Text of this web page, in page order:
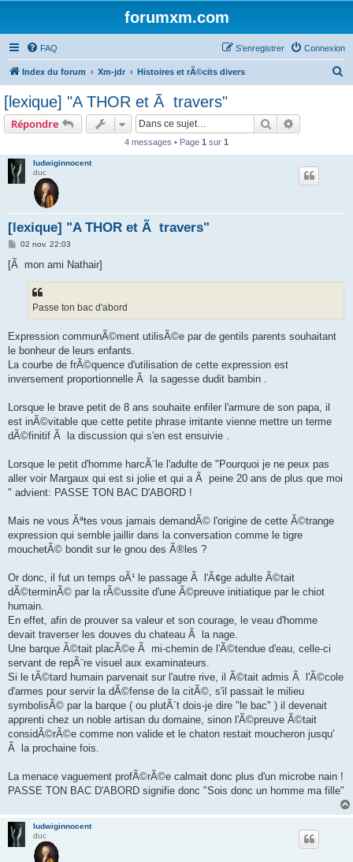
forumxm.com
FAQ Connexion
S’enregistrer
Index du forum Xm-jdr Histoires et rÃ©cits divers
[lexique] "A THOR et Ã travers"
Répondre Rechercher
4 messages • Page 1 sur 1
ludwiginnocent
duc
[lexique] "A THOR et Ã travers"
M02 nov. 22:03
[Ã mon ami Nathair]
Passe ton bac d'abord
Expression communÃ©ment utilisÃ©e par de gentils parents souhaitant
le bonheur de leurs enfants.
La courbe de frÃ©quence d'utilisation de cette expression est
inversement proportionnelle Ã la sagesse dudit bambin .
Lorsque le brave petit de 8 ans souhaite enfiler l'armure de son papa, il
est inÃ©vitable que cette petite phrase irritante vienne mettre un terme
dÃ©finitif Ã la discussion qui s'en est ensuivie .
Lorsque le petit d'homme harcÃ¨le l'adulte de "Pourquoi je ne peux pas
aller voir Margaux qui est si jolie et qui a Ã peine 20 ans de plus que moi
" advient: PASSE TON BAC D'ABORD !
Mais ne vous Ãªtes vous jamais demandÃ© l'origine de cette Ã©trange
expression qui semble jaillir dans la conversation comme le tigre
mouchetÃ© bondit sur le gnou des Ã®les ?
Or donc, il fut un temps oÃ¹ le passage Ã l'Ã¢ge adulte Ã©tait
dÃ©terminÃ© par la rÃ©ussite d'une Ã©preuve initiatique par le chiot
humain.
En effet, afin de prouver sa valeur et son courage, le veau d'homme
devait traverser les douves du chateau Ã la nage.
Une barque Ã©tait placÃ©e Ã mi-chemin de l'Ã©tendue d'eau, celle-ci
servant de repÃ¨re visuel aux examinateurs.
Si le tÃ©tard humain parvenait sur l'autre rive, il Ã©tait admis Ã l'Ã©cole
d'armes pour servir la dÃ©fense de la citÃ©, s'il passait le milieu
symbolisÃ© par la barque ( ou plutÃ´t dois-je dire "le bac" ) il devenait
apprenti chez un noble artisan du domaine, sinon l'Ã©preuve Ã©tait
considÃ©rÃ©e comme non valide et le chaton restait moucheron jusqu'
Ã la prochaine fois.
La menace vaguement profÃ©rÃ©e calmait donc plus d'un microbe nain !
PASSE TON BAC D'ABORD signifie donc "Sois donc un homme ma fille"
ludwiginnocent
duc